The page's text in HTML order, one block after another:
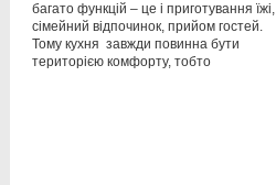
багато функцій – це і приготування їжі,
сімейний відпочинок, прийом гостей.
Тому кухня завжди повинна бути
територією комфорту, тобто